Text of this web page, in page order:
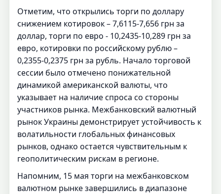
Отметим, что открылись торги по доллару
снижением котировок – 7,6115-7,656 грн за
доллар, торги по евро - 10,2435-10,289 грн за
евро, котировки по российскому рублю –
0,2355-0,2375 грн за рубль. Начало торговой
сессии было отмечено понижательной
динамикой американской валюты, что
указывает на наличие спроса со стороны
участников рынка. Межбанковский валютный
рынок Украины демонстрирует устойчивость к
волатильности глобальных финансовых
рынков, однако остается чувствительным к
геополитическим рискам в регионе.
Напомним, 15 мая торги на межбанковском
валютном рынке завершились в диапазоне